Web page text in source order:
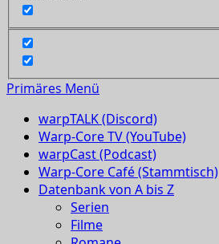
Primäres Menü
warpTALK (Discord)
Warp-Core TV (YouTube)
warpCast (Podcast)
Warp-Core Café (Stammtisch)
Datenbank von A bis Z
Serien
Filme